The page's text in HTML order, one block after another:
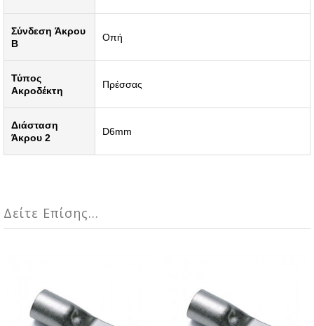
Σύνδεση Άκρου
B
Οπή
Τύπος
Ακροδέκτη
Πρέσσας
Διάσταση
Άκρου 2
D6mm
Δείτε Επίσης...